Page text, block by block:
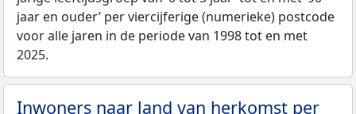
jaar en ouder’ per viercijferige (numerieke) postcode
voor alle jaren in de periode van 1998 tot en met
2025.
Inwoners naar land van herkomst per